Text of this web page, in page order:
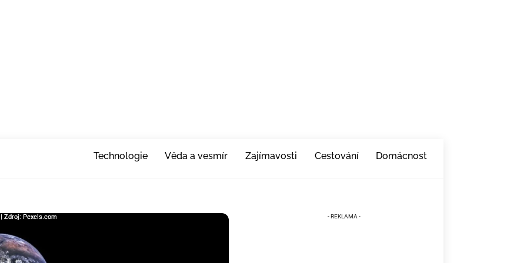
Technologie Věda a vesmír Zajímavosti Cestování Domácnost
Zdroj: Pexels.com
Zdroj: Pexels.com